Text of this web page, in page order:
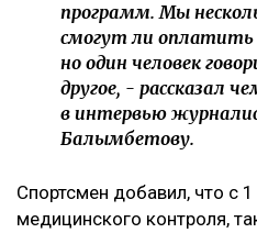
программ. Мы
смогут ли оплатить
но один человек
другое, - рассказал
в интервью
Балымбетову.
Спортсмен добавил, что с
медицинского контроля,